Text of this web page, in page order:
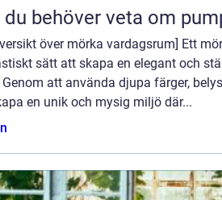
behöver veta om
över mörka vardagsrum] Ett
sätt att skapa en elegant och
att använda djupa färger,
en unik och mysig miljö där...